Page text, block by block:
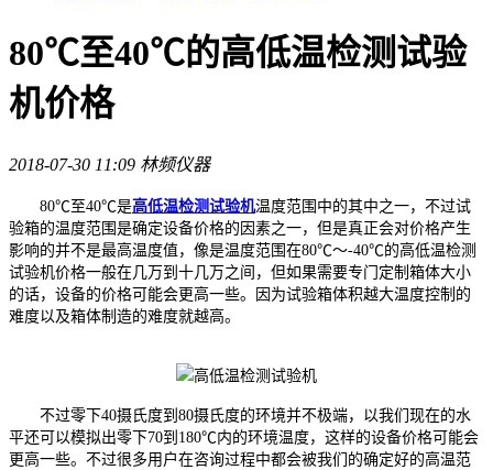
80℃至40℃的高低温检测试验
机价格
2018-07-30 11:09 林频仪器
80℃至40℃是高低温检测试验机温度范围中的其中之一，不过试
验箱的温度范围是确定设备价格的因素之一，但是真正会对价格产生
影响的并不是最高温度值，像是温度范围在80℃～-40℃的高低温检测
试验机价格一般在几万到十几万之间，但如果需要专门定制箱体大小
的话，设备的价格可能会更高一些。因为试验箱体积越大温度控制的
难度以及箱体制造的难度就越高。
不过零下40摄氏度到80摄氏度的环境并不极端，以我们现在的水
平还可以模拟出零下70到180℃内的环境温度，这样的设备价格可能会
更高一些。不过很多用户在咨询过程中都会被我们的确定好的高温范